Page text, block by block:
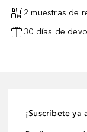
2 muestras de
30 días de
¡Suscríbete ya